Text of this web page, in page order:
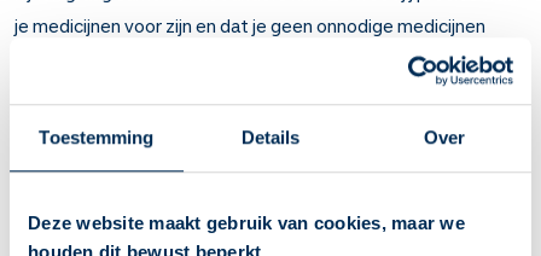
Toestemming Details Over
Deze website maakt gebruik van cookies, maar we
je medicijnen voor zijn en dat je geen onnodige medicijnen
Onze producten
de ontwikkeling van onze producten onderzoeken we de